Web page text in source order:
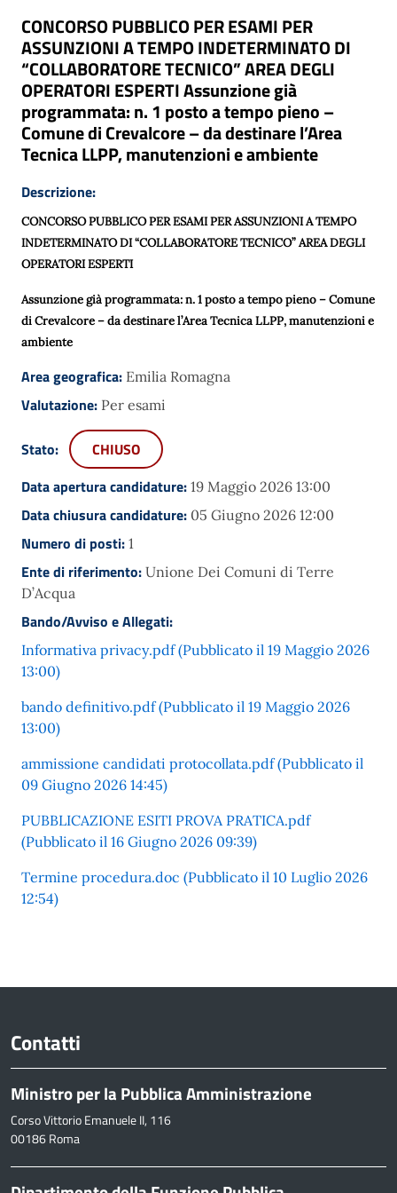
CONCORSO PUBBLICO PER ESAMI PER
ASSUNZIONI A TEMPO INDETERMINATO DI
“COLLABORATORE TECNICO” AREA DEGLI
OPERATORI ESPERTI Assunzione già
programmata: n. 1 posto a tempo pieno –
Comune di Crevalcore – da destinare l’Area
Tecnica LLPP, manutenzioni e ambiente
Descrizione:
CONCORSO PUBBLICO PER ESAMIPER ASSUNZIONI A TEMPO
INDETERMINATO DI “COLLABORATORE TECNICO” AREA DEGLI
OPERATORI ESPERTI
Assunzione già programmata: n. 1 posto a tempo pieno – Comune
di Crevalcore – da destinare l’Area Tecnica LLPP, manutenzioni e
ambiente
Area geografica: Emilia Romagna
Valutazione: Per esami
Stato:
CHIUSO
Data apertura candidature: 19 Maggio 2026 13:00
Data chiusura candidature: 05 Giugno 2026 12:00
Numero di posti: 1
Ente di riferimento: Unione Dei Comuni di Terre
D’Acqua
Bando/Avviso e Allegati:
Informativa privacy.pdf (Pubblicato il 19 Maggio 2026
13:00)
bando definitivo.pdf (Pubblicato il 19 Maggio 2026
13:00)
ammissione candidati protocollata.pdf (Pubblicato il
09 Giugno 2026 14:45)
PUBBLICAZIONE ESITI PROVA PRATICA.pdf
(Pubblicato il 16 Giugno 2026 09:39)
Termine procedura.doc (Pubblicato il 10 Luglio 2026
12:54)
Contatti
Ministro per la Pubblica Amministrazione
Corso Vittorio Emanuele II, 116
00186 Roma